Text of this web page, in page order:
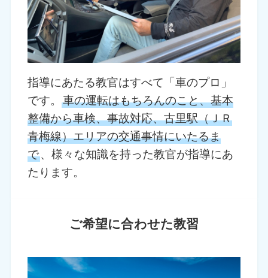
指導にあたる教官はすべて「車のプロ」
です。車の運転はもちろんのこと、基本
整備から車検、事故対応、古里駅（ＪＲ
青梅線）エリアの交通事情にいたるま
で、様々な知識を持った教官が指導にあ
たります。
ご希望に合わせた教習